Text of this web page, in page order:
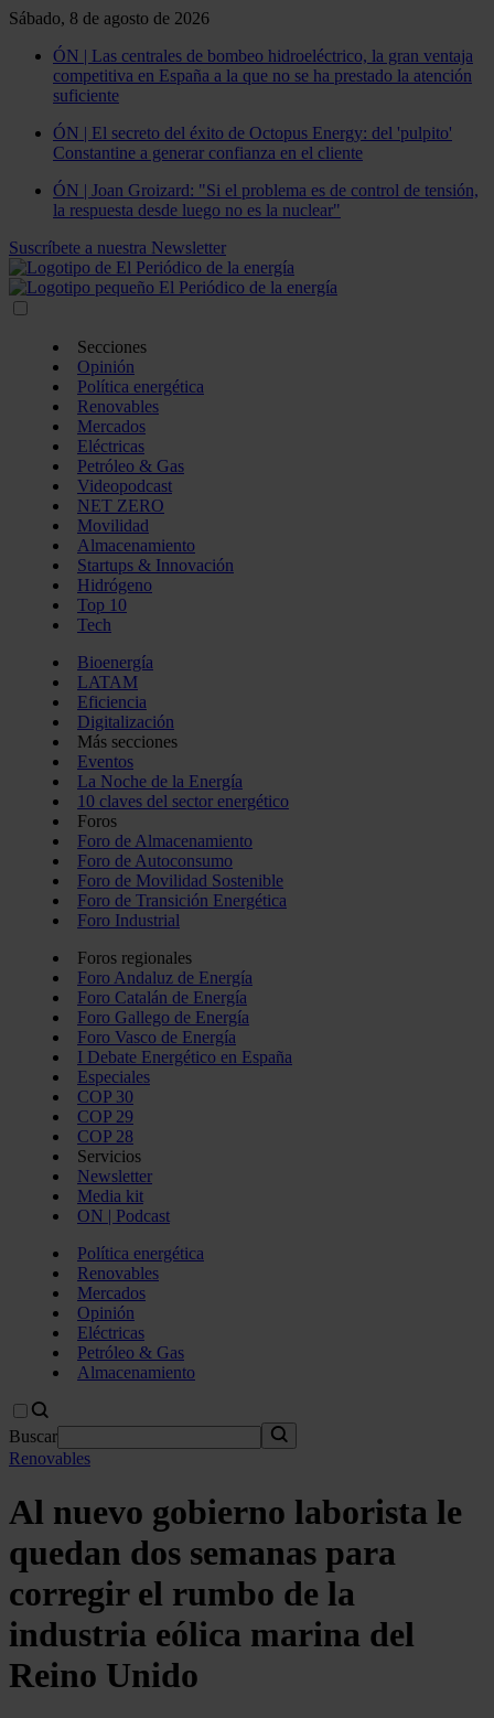
Sábado, 8 de agosto de 2026
ÓN | Las centrales de bombeo hidroeléctrico, la gran ventaja
competitiva en España a la que no se ha prestado la atención
suficiente
ÓN | El secreto del éxito de Octopus Energy: del 'pulpito'
Constantine a generar confianza en el cliente
ÓN | Joan Groizard: "Si el problema es de control de tensión,
la respuesta desde luego no es la nuclear"
Suscríbete a nuestra Newsletter
Secciones
Opinión
Política energética
Renovables
Mercados
Eléctricas
Petróleo & Gas
Videopodcast
NET ZERO
Movilidad
Almacenamiento
Startups & Innovación
Hidrógeno
Top 10
Tech
Bioenergía
LATAM
Eficiencia
Digitalización
Más secciones
Eventos
La Noche de la Energía
10 claves del sector energético
Foros
Foro de Almacenamiento
Foro de Autoconsumo
Foro de Movilidad Sostenible
Foro de Transición Energética
Foro Industrial
Foros regionales
Foro Andaluz de Energía
Foro Catalán de Energía
Foro Gallego de Energía
Foro Vasco de Energía
I Debate Energético en España
Especiales
COP 30
COP 29
COP 28
Servicios
Newsletter
Media kit
ON | Podcast
Política energética
Renovables
Mercados
Opinión
Eléctricas
Petróleo & Gas
Almacenamiento
Buscar
Renovables
Al nuevo gobierno laborista le
quedan dos semanas para
corregir el rumbo de la
industria eólica marina del
Reino Unido